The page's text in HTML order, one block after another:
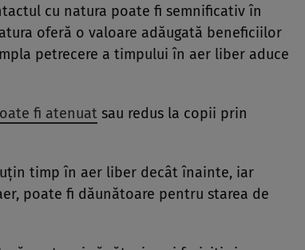
cu natura poate fi semnificativ în
oferă o valoare adăugată beneficiilor
petrecere a timpului în aer liber aduce
fi atenuat sau redus la copii prin
timp în aer liber decât înainte, iar
poate fi dăunătoare pentru starea de